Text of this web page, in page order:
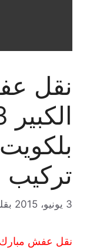
نقل
تركيب
3 يونيو، 2015